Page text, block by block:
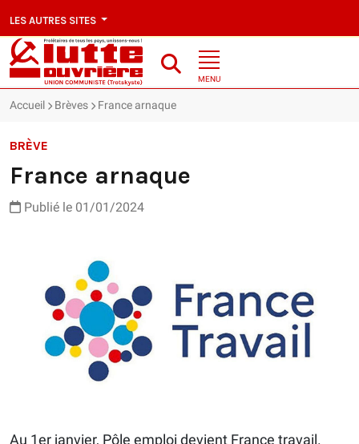
LES AUTRES SITES
MENU
Accueil Brèves France arnaque
BRÈVE
France arnaque
Publié le 01/01/2024
Au 1er janvier, Pôle emploi devient France travail.